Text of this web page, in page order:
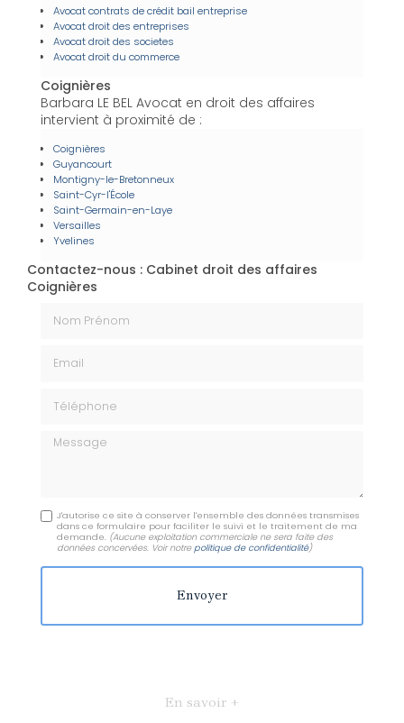
Avocat contrats de crédit bail entreprise
Avocat droit des entreprises
Avocat droit des societes
Avocat droit du commerce
Coignières
Barbara LE BEL Avocat en droit des affaires
intervient à proximité de :
Coignières
Guyancourt
Montigny-le-Bretonneux
Saint-Cyr-l'École
Saint-Germain-en-Laye
Versailles
Yvelines
Contactez-nous : Cabinet droit des affaires
Coignières
Message
J'autorise ce site à conserver l'ensemble des données transmises
dans ce formulaire pour faciliter le suivi et le traitement de ma
demande. (Aucune exploitation commerciale ne sera faite des
données concervées. Voir notrepolitique de confidentialité)
En savoir +